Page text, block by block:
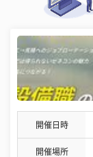
開催日時
開催場所